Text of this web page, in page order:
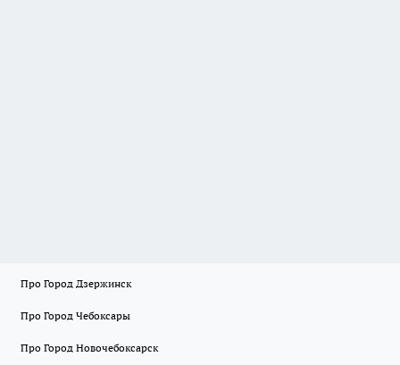
Про Город Дзержинск
Про Город Чебоксары
Про Город Новочебоксарск